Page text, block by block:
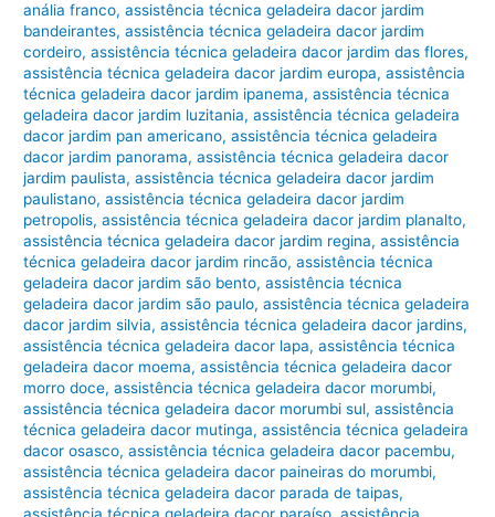
anália franco,assistência técnica geladeira dacor jardim
bandeirantes,assistência técnica geladeira dacor jardim
cordeiro,assistência técnica geladeira dacor jardim das flores,
assistência técnica geladeira dacor jardim europa,assistência
técnica geladeira dacor jardim ipanema,assistência técnica
geladeira dacor jardim luzitania,assistência técnica geladeira
dacor jardim pan americano,assistência técnica geladeira
dacor jardim panorama,assistência técnica geladeira dacor
jardim paulista,assistência técnica geladeira dacor jardim
paulistano,assistência técnica geladeira dacor jardim
petropolis,assistência técnica geladeira dacor jardim planalto,
assistência técnica geladeira dacor jardim regina,assistência
técnica geladeira dacor jardim rincão,assistência técnica
geladeira dacor jardim são bento,assistência técnica
geladeira dacor jardim são paulo,assistência técnica geladeira
dacor jardim silvia,assistência técnica geladeira dacor jardins,
assistência técnica geladeira dacor lapa,assistência técnica
geladeira dacor moema,assistência técnica geladeira dacor
morro doce,assistência técnica geladeira dacor morumbi,
assistência técnica geladeira dacor morumbi sul,assistência
técnica geladeira dacor mutinga,assistência técnica geladeira
dacor osasco,assistência técnica geladeira dacor pacembu,
assistência técnica geladeira dacor paineiras do morumbi,
assistência técnica geladeira dacor parada de taipas,